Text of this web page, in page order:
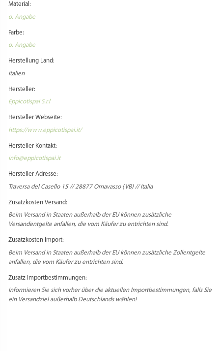
Material:
o. Angabe
Farbe:
o. Angabe
Herstellung Land:
Italien
Hersteller:
Eppicotispai S.r.l
Hersteller Webseite:
https://www.eppicotispai.it/
Hersteller Kontakt:
info@eppicotispai.it
Hersteller Adresse:
Traversa del Casello 15 // 28877 Ornavasso (VB) // Italia
Zusatzkosten Versand:
Beim Versand in Staaten außerhalb der EU können zusätzliche
Versandentgelte anfallen, die vom Käufer zu entrichten sind.
Zusatzkosten Import:
Beim Versand in Staaten außerhalb der EU können zusätzliche Zollentgelte
anfallen, die vom Käufer zu entrichten sind.
Zusatz Importbestimmungen:
Informieren Sie sich vorher über die aktuellen Importbestimmungen, falls Sie
ein Versandziel außerhalb Deutschlands wählen!